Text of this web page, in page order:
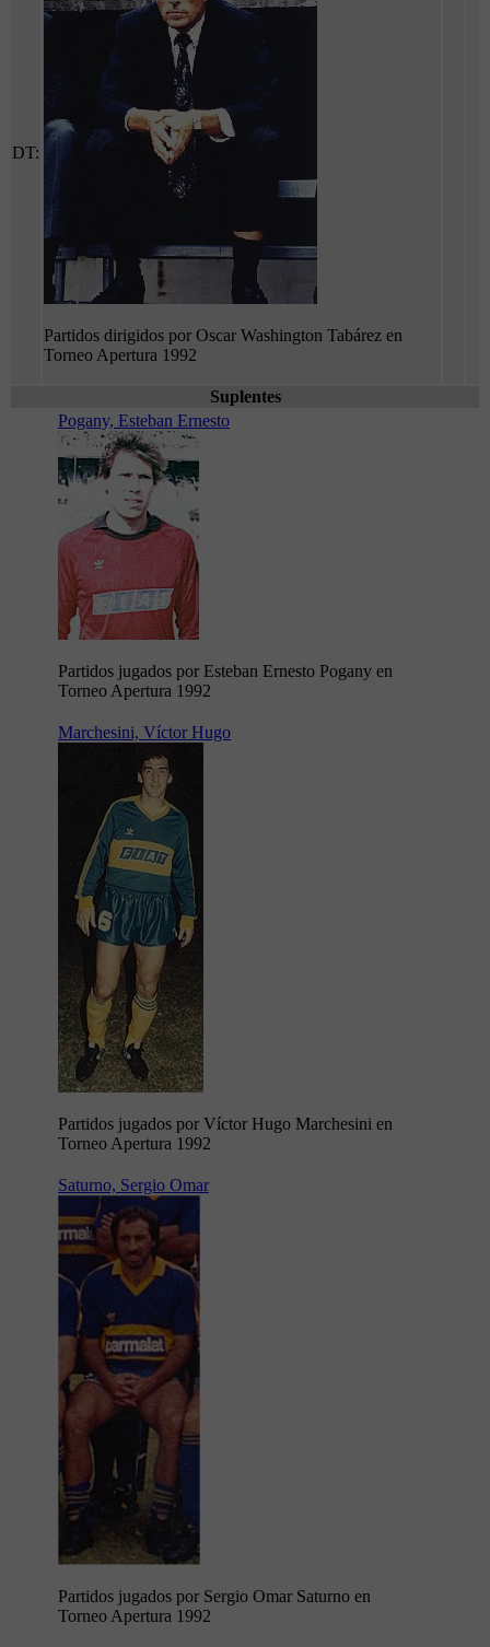
DT:
Partidos dirigidos por Oscar Washington Tabárez en
Torneo Apertura 1992
Suplentes
Pogany, Esteban Ernesto
Partidos jugados por Esteban Ernesto Pogany en
Torneo Apertura 1992
Marchesini, Víctor Hugo
Partidos jugados por Víctor Hugo Marchesini en
Torneo Apertura 1992
Saturno, Sergio Omar
Partidos jugados por Sergio Omar Saturno en
Torneo Apertura 1992